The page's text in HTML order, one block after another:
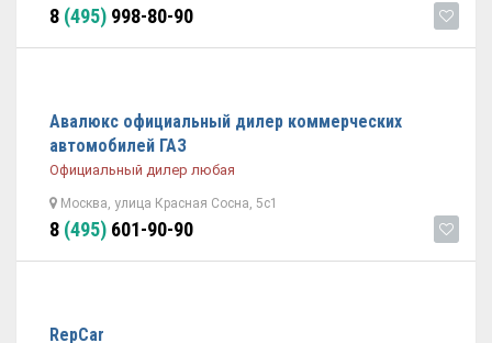
8 (495) 998-80-90
Авалюкс официальный дилер коммерческих
автомобилей ГАЗ
Официальный дилер любая
Москва, улица Красная Сосна, 5с1
8 (495) 601-90-90
RepCar